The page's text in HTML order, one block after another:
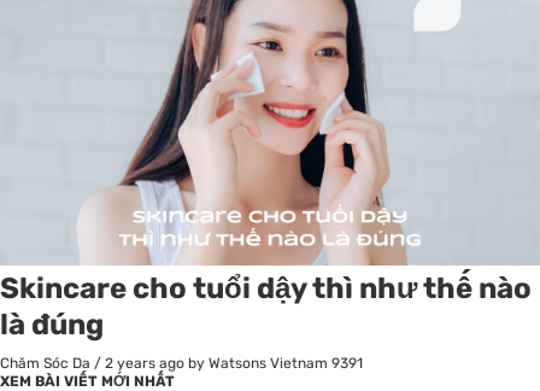
Skincare cho tuổi dậy thì như thế nào
là đúng
Chăm Sóc Da / 2 years ago by Watsons Vietnam 9391
XEM BÀI VIẾT MỚI NHẤT